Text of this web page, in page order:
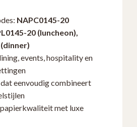
NAPC0145-20
20 (luncheon),
events, hospitality en
eenvoudig combineert
met luxe